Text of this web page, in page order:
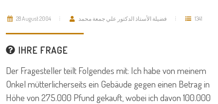
28 August 2004 فضيلة الأستاذ الدكتور علي جمعة محمد 1341
IHRE FRAGE
Der Fragesteller teilt Folgendes mit: Ich habe von meinem
Onkel mütterlicherseits ein Gebäude gegen einen Betrag in
Höhe von 275.000 Pfund gekauft, wobei ich davon 100.000